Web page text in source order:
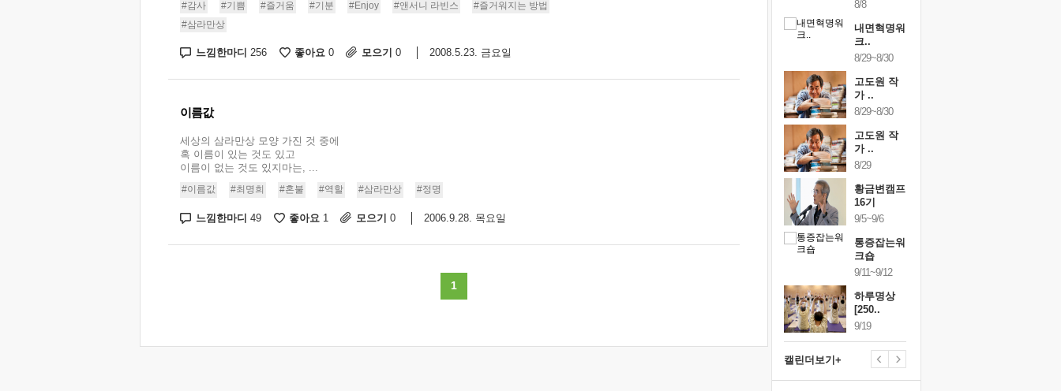
#감사 #기쁨 #즐거움 #기분 #Enjoy #앤서니 라빈스
#즐거워지는 방법
#삼라만상
느낌한마디 256 좋아요 0 모으기 0 2008.5.23. 금요일
이름값
세상의 삼라만상 모양 가진 것 중에
혹 이름이 있는 것도 있고
이름이 없는 것도 있지마는, ...
#이름값 #최명희 #혼불 #역할 #삼라만상 #정명
느낌한마디 49 좋아요 1 모으기 0 2006.9.28. 목요일
1
내면혁명워
내면혁명워
8/8
내면혁명워
크..
8/29~8/30
고도원 작
가 ..
8/29~8/30
고도원 작
가 ..
8/29
황금변캠프
16기
9/5~9/6
통증잡는워
크숍
9/11~9/12
하루명상
[250..
9/19
캘린더보기+